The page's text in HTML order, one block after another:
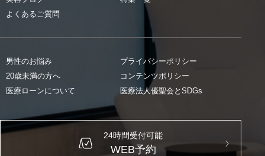
よくあるご質問
男性のお悩み
20歳未満の方へ
医療ローンについて
プライバシーポリシー
コンテンツポリシー
医療法人優聖会とSDGs
24時間受付可能
WEB予約